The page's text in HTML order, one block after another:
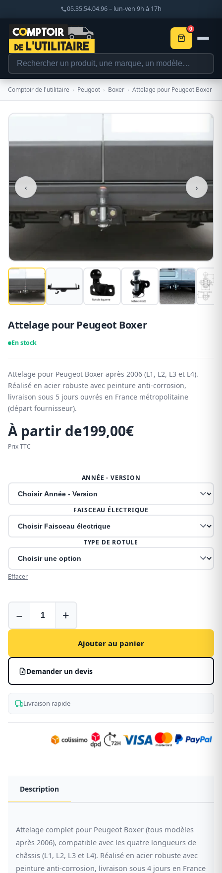
05.35.54.04.96 – lun-ven 9h à 17h
0
Comptoir de l'utilitaire › Peugeot › Boxer › Attelage pour Peugeot Boxer
‹ ›
Attelage pour Peugeot Boxer
En stock
Attelage pour Peugeot Boxer après 2006 (L1, L2, L3 et L4).
Réalisé en acier robuste avec peinture anti-corrosion,
livraison sous 5 jours ouvrés en France métropolitaine
(départ fournisseur).
À partir de199,00€
Prix TTC
ANNÉE - VERSION
FAISCEAU ÉLECTRIQUE
TYPE DE ROTULE
Effacer
pour
Peugeot
− +
Ajouter au panier
Demander un devis
Livraison rapide
Description
Attelage complet pour Peugeot Boxer (tous modèles
après 2006), compatible avec les quatre longueurs de
châssis (L1, L2, L3 et L4). Réalisé en acier robuste avec
peinture anti-corrosion, livraison sous 4 jours en France